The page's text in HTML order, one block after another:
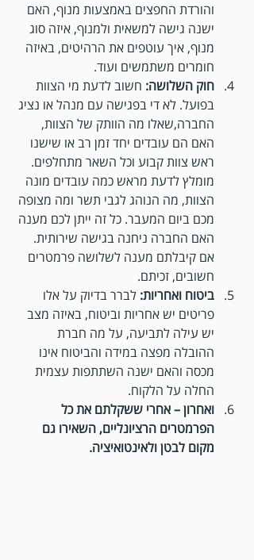
והורדת החפצים באמצעות מנוף, האם
ישנה גישה למשאית ולמנוף, איזה סוג
מנוף, איך עוטפים את הרהיטים, באיזה
חומרים משתמשים ועוד.
חוק השלושה: חשוב לדעת מי הצוות
בפועל. לא די בפגישה עם מנהל או נציג
החברה,שאלו מה הוותק של הצוות,
האם הם עובדים יחד זמן רב או שישנו
ראש צוות קבוע וכל השאר מתחלפים.
מומלץ לדעת מראש כמה עובדים מונה
הצוות, מה הנוהג לגבי תשר ומה מצופה
מכם ביום המעבר. כל זה ייתן לכם מענה
האם החברה ניחנה בגישה שירותית.
אם קיבלתם מענה לשלושה פרמטרים
חשובים, זכיתם.
ביטוח ואחריות: לברר בדיוק על אלו
פריטים יש אחריות וביטוח, באיזה מצב
יש עילה לתביעה, על מה חברת
ההובלה מפצה במידה והביטוח אינו
מכסה והאם ישנה השתתפות עצמית
החלה על הלקוח.
ואחרון – אחרי ששקלתם את כל
הפרמטרים הרציונליים, השאירו גם
מקום לבטן ולאינטואיציה.